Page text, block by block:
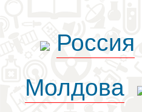
Россия
Молдова